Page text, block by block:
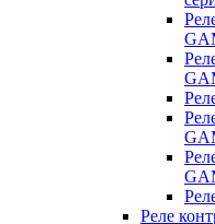
Реле